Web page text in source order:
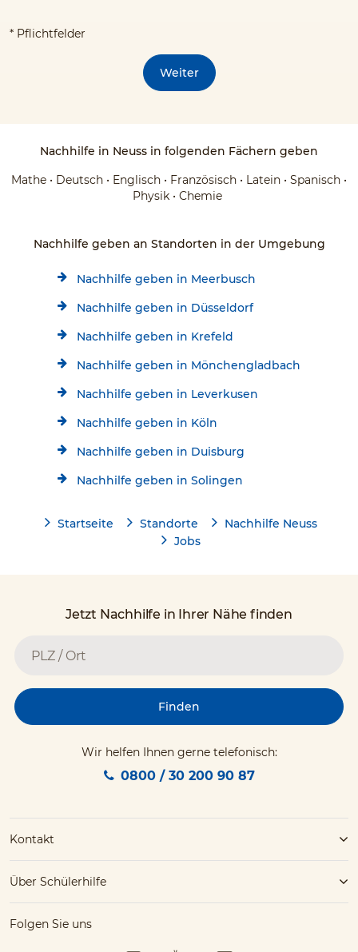
* Pflichtfelder
Weiter
Nachhilfe in Neuss in folgenden Fächern geben
Mathe • Deutsch • Englisch • Französisch • Latein • Spanisch •
Physik • Chemie
Nachhilfe geben an Standorten in der Umgebung
Nachhilfe geben in Meerbusch
Nachhilfe geben in Düsseldorf
Nachhilfe geben in Krefeld
Nachhilfe geben in Mönchengladbach
Nachhilfe geben in Leverkusen
Nachhilfe geben in Köln
Nachhilfe geben in Duisburg
Nachhilfe geben in Solingen
Startseite Standorte
Nachhilfe Neuss
Jobs
Jetzt Nachhilfe in Ihrer Nähe finden
Finden
Wir helfen Ihnen gerne telefonisch:
0800 / 30 200 90 87
Kontakt
Über Schülerhilfe
Folgen Sie uns